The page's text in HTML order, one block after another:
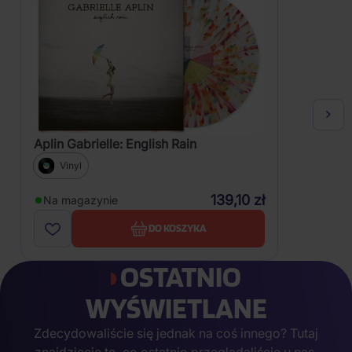
Aplin Gabrielle: English Rain
Vinyl
Na magazynie 139,10 zł
DO KOSZYKA
OSTATNIO
WYŚWIETLANE
Zdecydowaliście się jednak na coś innego? Tutaj